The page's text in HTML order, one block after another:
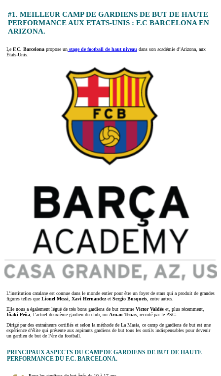
#1. MEILLEUR CAMP DE GARDIENS DE BUT DE HAUTE
PERFORMANCE AUX ETATS-UNIS : F.C BARCELONA EN
ARIZONA.
Le F.C. Barcelona propose un stage de football de haut niveau dans son académie d’Arizona, aux
États-Unis.
L’institution catalane est connue dans le monde entier pour être un foyer de stars qui a produit de grandes
figures telles que Lionel Messi, Xavi Hernandezet Sergio Busquets, entre autres.
Elle nous a également légué de très bons gardiens de but comme Victor Valdés et, plus récemment,
Iñaki Peña, l’actuel deuxième gardien du club, ou Arnau Tenas, recruté par le PSG.
Dirigé par des entraîneurs certifiés et selon la méthode de La Masia, ce camp de gardiens de but est une
expérience d’élite qui présente aux aspirants gardiens de but tous les outils indispensables pour devenir
un gardien de but de l’ère du football.
PRINCIPAUX ASPECTS DU CAMP DE GARDIENS DE BUT DE HAUTE
PERFORMANCE DU F.C. BARCELONA.